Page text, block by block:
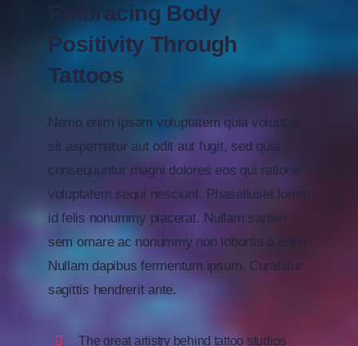
Embracing Body
Positivity Through
Tattoos
Nemo enim ipsam voluptatem quia voluptas
sit aspernatur aut odit aut fugit, sed quia
consequuntur magni dolores eos qui ratione
voluptatem sequi nesciunt. Phaselluset lorem
id felis nonummy placerat. Nullam sapien
sem ornare ac nonummy non lobortis a enim.
Nullam dapibus fermentum ipsum. Curabitur
sagittis hendrerit ante.
The great artistry behind tattoo studios